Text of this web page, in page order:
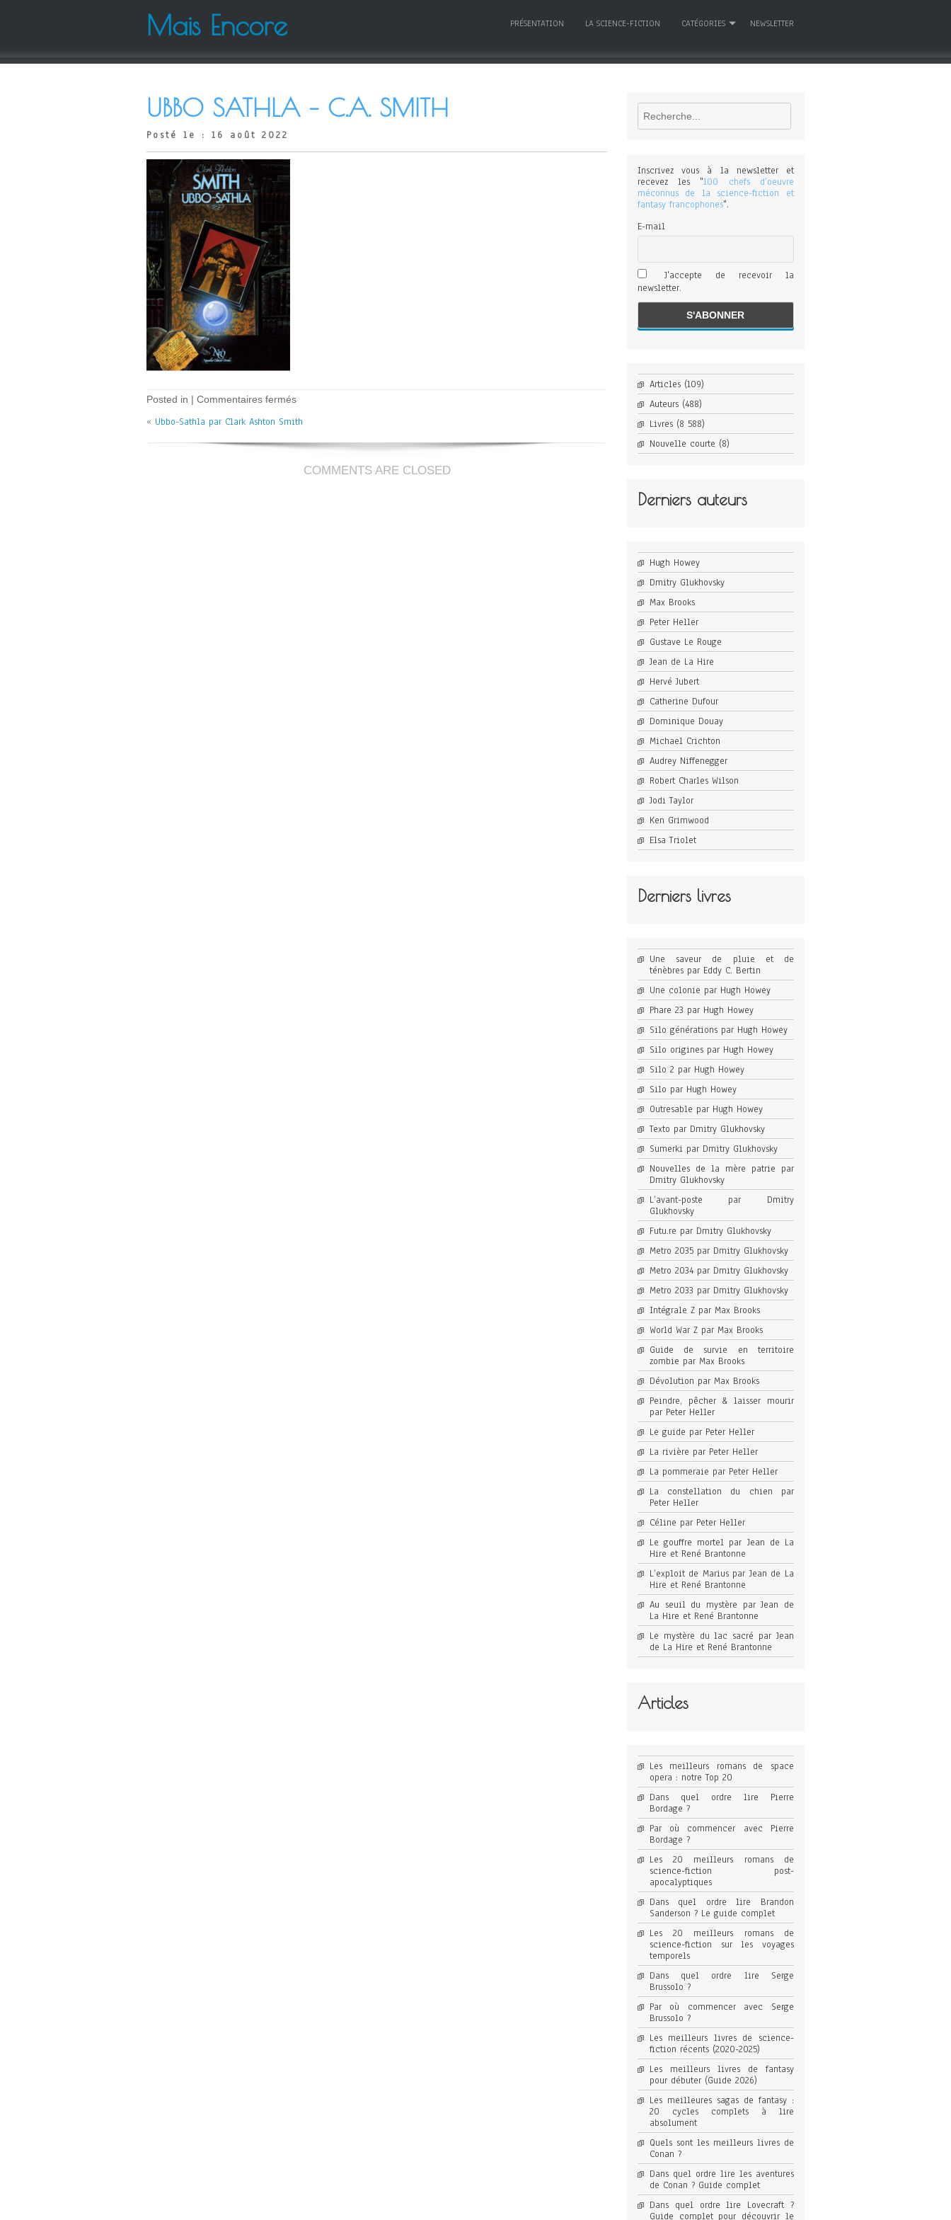
Mais Encore PRÉSENTATION LA SCIENCE-FICTION CATÉGORIES NEWSLETTER
UBBO SATHLA – C.A. SMITH
Posté le : 16 août 2022
Posted in | Commentaires ferméssur
Sathla
C.A.
« Ubbo-Sathla par Clark Ashton Smith
COMMENTS ARE CLOSED
Rechercher
Inscrivez vous à la newsletter et
recevez les "100 chefs d'oeuvre
méconnus de la science-fiction et
fantasy francophones".
E-mail
J'accepte de recevoir la
newsletter.
Articles(109)
Auteurs(488)
Livres(8 588)
Nouvelle courte (8)
Derniers auteurs
Hugh Howey
Dmitry Glukhovsky
Max Brooks
Peter Heller
Gustave Le Rouge
Jean de La Hire
Hervé Jubert
Catherine Dufour
Dominique Douay
Michael Crichton
Audrey Niffenegger
Robert Charles Wilson
Jodi Taylor
Ken Grimwood
Elsa Triolet
Derniers livres
Une saveur de pluie et de
ténèbres par Eddy C. Bertin
Une colonie par Hugh Howey
Phare 23 par Hugh Howey
Silo générations par Hugh Howey
Silo origines par Hugh Howey
Silo 2 par Hugh Howey
Silo par Hugh Howey
Outresable par Hugh Howey
Texto par Dmitry Glukhovsky
Sumerki par Dmitry Glukhovsky
Nouvelles de la mère patrie par
Dmitry Glukhovsky
L’avant-poste par Dmitry
Glukhovsky
Futu.re par Dmitry Glukhovsky
Metro 2035 par Dmitry Glukhovsky
Metro 2034 par Dmitry Glukhovsky
Metro 2033 par Dmitry Glukhovsky
Intégrale Z par Max Brooks
World War Z par Max Brooks
Guide de survie en territoire
zombie par Max Brooks
Dévolution par Max Brooks
Peindre, pêcher & laisser mourir
par Peter Heller
Le guide par Peter Heller
La rivière par Peter Heller
La pommeraie par Peter Heller
La constellation du chien par
Peter Heller
Céline par Peter Heller
Le gouffre mortel par Jean de La
Hire et René Brantonne
L’exploit de Marius par Jean de La
Hire et René Brantonne
Au seuil du mystère par Jean de
La Hire et René Brantonne
Le mystère du lac sacré par Jean
de La Hire et René Brantonne
Articles
Les meilleurs romans de space
opera : notre Top 20
Dans quel ordre lire Pierre
Bordage ?
Par où commencer avec Pierre
Bordage ?
Les 20 meilleurs romans de
science-fiction post-
apocalyptiques
Dans quel ordre lire Brandon
Sanderson ? Le guide complet
Les 20 meilleurs romans de
science-fiction sur les voyages
temporels
Dans quel ordre lire Serge
Brussolo ?
Par où commencer avec Serge
Brussolo ?
Les meilleurs livres de science-
fiction récents (2020-2025)
Les meilleurs livres de fantasy
pour débuter (Guide 2026)
Les meilleures sagas de fantasy :
20 cycles complets à lire
absolument
Quels sont les meilleurs livres de
Conan ?
Dans quel ordre lire les aventures
de Conan ? Guide complet
Dans quel ordre lire Lovecraft ?
Guide complet pour découvrir le